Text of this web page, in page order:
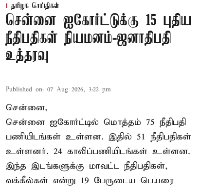
தமிழக செய்திகள்
சென்னை ஐகோர்ட்டுக்கு 15 புதிய
நீதிபதிகள் நியமனம்-ஜனாதிபதி
உத்தரவு
Published on: 07 Aug 2026, 3:22 pm
சென்னை,
சென்னை ஐகோர்ட்டில் மொத்தம் 75 நீதிபதி
பணியிடங்கள் உள்ளன. இதில் 51 நீதிபதிகள்
உள்ளனர். 24 காலிப்பணியிடங்கள் உள்ளன.
இந்த இடங்களுக்கு மாவட்ட நீதிபதிகள்,
வக்கீல்கள் என்று 19 பேருடைய பெயரை